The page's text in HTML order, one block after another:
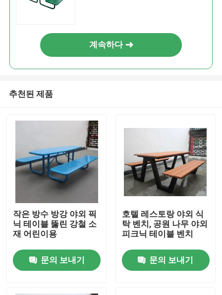
집
계속하다
추천된 제품
작은 방수 방강 야외 픽
닉 테이블 뚫린 강철 소
재 어린이용
문의 보내기
호텔 레스토랑 야외 식
탁 벤치, 공원 나무 야외
피크닉 테이블 벤치
문의 보내기